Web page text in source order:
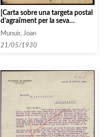
[Carta sobre una targeta postal
d’agraïment per la seva
resposta, que se li trasladarà a
Jean-Aubry]
Munuir, Joan
21/05/1930